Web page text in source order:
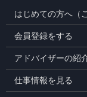
はじめての方へ（
会員登録をする
アドバイザーの紹
仕事情報を見る